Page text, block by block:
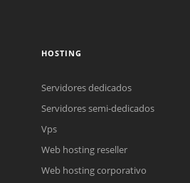
HOSTING
Servidores dedicados
Servidores semi-dedicados
Vps
Web hosting reseller
Web hosting corporativo